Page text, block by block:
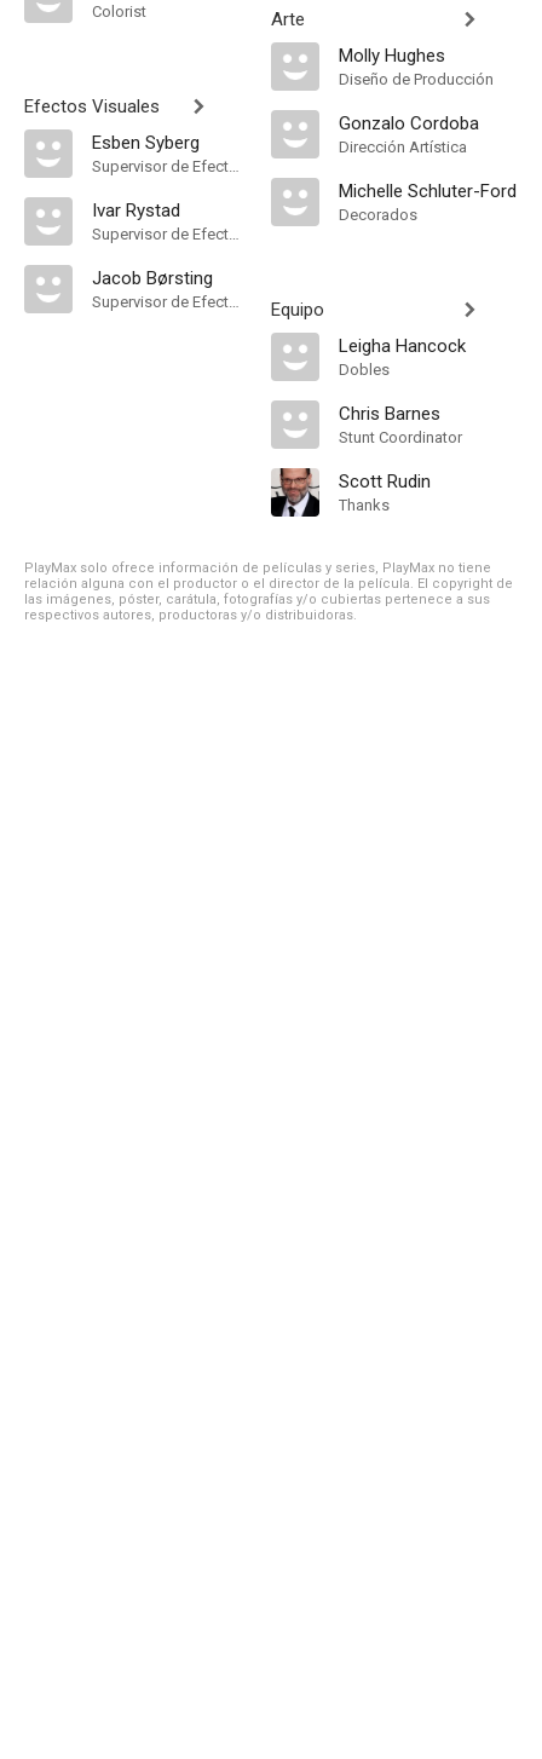
Colorist
Efectos Visuales
Esben Syberg
Supervisor de Efectos Visuales
Ivar Rystad
Supervisor de Efectos Visuales
Jacob Børsting
Supervisor de Efectos Visuales
Arte
Molly Hughes
Diseño de Producción
Gonzalo Cordoba
Dirección Artística
Michelle Schluter-Ford
Decorados
Equipo
Leigha Hancock
Dobles
Chris Barnes
Stunt Coordinator
Scott Rudin
Thanks
PlayMax solo ofrece información de películas y series, PlayMax no tiene
relación alguna con el productor o el director de la película. El copyright de
las imágenes, póster, carátula, fotografías y/o cubiertas pertenece a sus
respectivos autores, productoras y/o distribuidoras.